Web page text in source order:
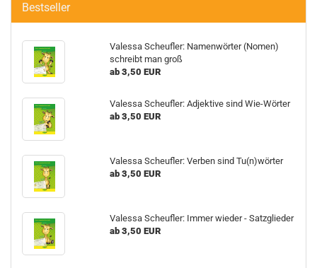
Bestseller
Valessa Scheufler: Namenwörter (Nomen)
schreibt man groß
ab 3,50 EUR
Valessa Scheufler: Adjektive sind Wie-Wörter
ab 3,50 EUR
Valessa Scheufler: Verben sind Tu(n)wörter
ab 3,50 EUR
Valessa Scheufler: Immer wieder - Satzglieder
ab 3,50 EUR